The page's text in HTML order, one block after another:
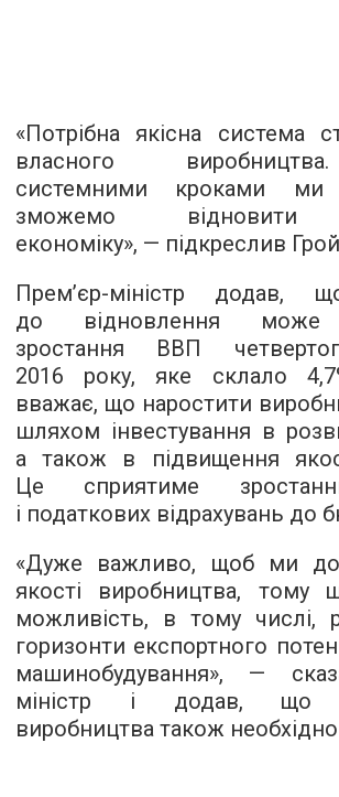
«Потрібна якісна система
власного
системними кроками ми
зможемо відновити
економіку», — підкреслив
Прем’єр-міністр додав,
до відновлення може
зростання ВВП
2016 року, яке склало
вважає, що наростити
шляхом інвестування в
а також в підвищення
Це сприятиме
і податкових відрахувань до
«Дуже важливо, щоб ми
якості виробництва, тому
можливість, в тому числі,
горизонти експортного
машинобудування», —
міністр і додав, що
виробництва також необхідно